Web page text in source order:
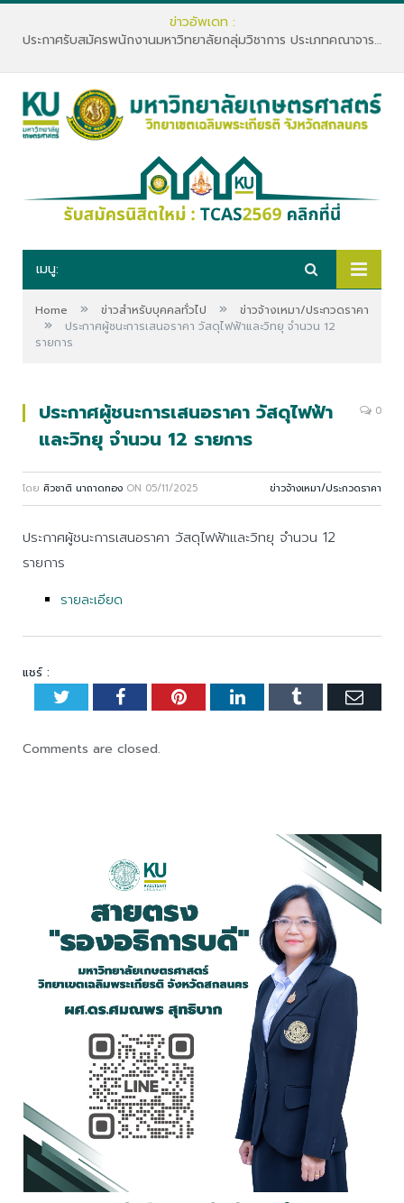
ข่าวอัพเดท :
ประกาศรับสมัครพนักงานมหาวิทยาลัยกลุ่มวิชาการ ประเภทคณาจารย์ประจำ คณะทรัพยากรธรรมชาติและอุตสาหกรรมเกษตร สังกัดภาควิชาเกษตรและทรัพยากร
เมนู:
Home » ข่าวสำหรับบุคคลทั่วไป » ข่าวจ้างเหมา/ประกวดราคา
»
ประกาศผู้ชนะการเสนอราคา วัสดุไฟฟ้าและวิทยุ จำนวน 12
รายการ
ประกาศผู้ชนะการเสนอราคา วัสดุไฟฟ้า
และวิทยุ จำนวน 12 รายการ
0
โดย ศิวชาติ นาถาดทอง ON 05/11/2025 ข่าวจ้างเหมา/ประกวดราคา
ประกาศผู้ชนะการเสนอราคา วัสดุไฟฟ้าและวิทยุ จำนวน 12
รายการ
รายละเอียด
แชร์ :
TwitterFacebookPinterestLinkedInTumblr
Comments are closed.